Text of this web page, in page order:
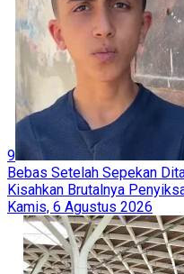
9
Bebas Setelah Sepekan
Kisahkan Brutalnya
Kamis, 6 Agustus 2026